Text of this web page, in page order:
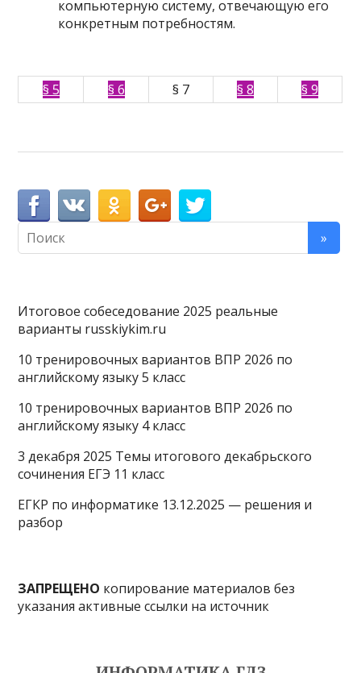
компьютерную систему, отвечающую его
конкретным потребностям.
§ 5 § 6 § 7 § 8 § 9
Итоговое собеседование 2025 реальные
варианты russkiykim.ru
10 тренировочных вариантов ВПР 2026 по
английскому языку 5 класс
10 тренировочных вариантов ВПР 2026 по
английскому языку 4 класс
3 декабря 2025 Темы итогового декабрьского
сочинения ЕГЭ 11 класс
ЕГКР по информатике 13.12.2025 — решения и
разбор
ЗАПРЕЩЕНО копирование материалов без
указания активные ссылки на источник